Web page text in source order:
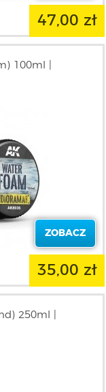
47,00 zł
100ml |
ZOBACZ
35,00 zł
250ml |